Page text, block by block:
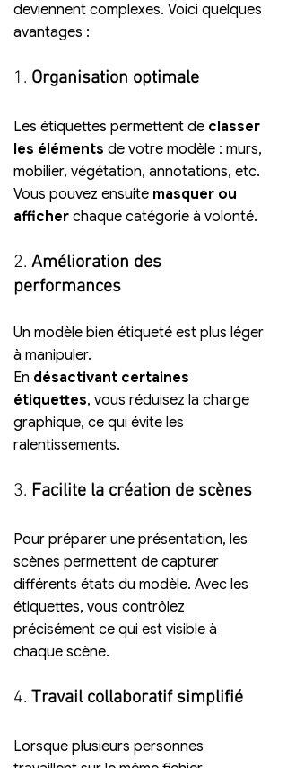
deviennent complexes. Voici quelques
avantages :
1. Organisation optimale
Les étiquettes permettent de classer
les éléments de votre modèle : murs,
mobilier, végétation, annotations, etc.
Vous pouvez ensuite masquer ou
afficher chaque catégorie à volonté.
2. Amélioration des
performances
Un modèle bien étiqueté est plus léger
à manipuler.
En désactivant certaines
étiquettes, vous réduisez la charge
graphique, ce qui évite les
ralentissements.
3. Facilite la création de scènes
Pour préparer une présentation, les
scènes permettent de capturer
différents états du modèle. Avec les
étiquettes, vous contrôlez
précisément ce qui est visible à
chaque scène.
4. Travail collaboratif simplifié
Lorsque plusieurs personnes